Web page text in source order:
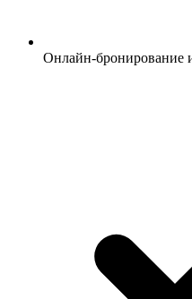
Онлайн-бронирование